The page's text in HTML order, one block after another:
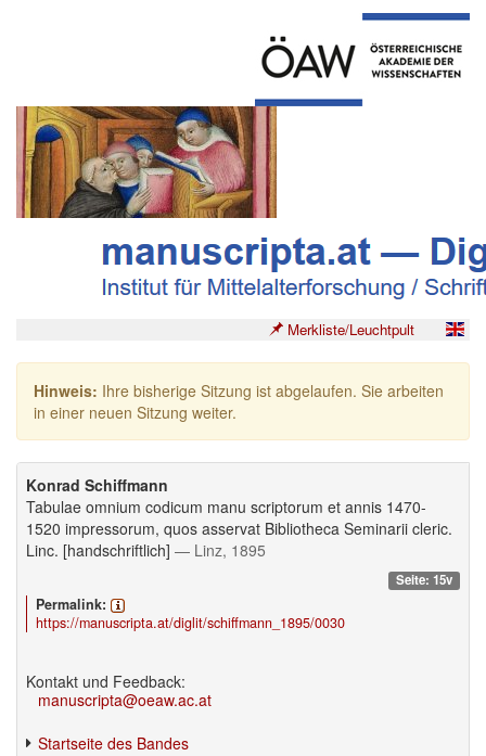
Merkliste/Leuchtpult
Hinweis: Ihre bisherige Sitzung ist abgelaufen. Sie arbeiten
in einer neuen Sitzung weiter.
Konrad Schiffmann
Tabulae omnium codicum manu scriptorum et annis 1470-
1520 impressorum, quos asservat Bibliotheca Seminarii cleric.
Linc. [handschriftlich] — Linz, 1895
Seite: 15v
Permalink:
https://manuscripta.at/diglit/schiffmann_1895/0030
Kontakt und Feedback:
manuscripta@oeaw.ac.at
Startseite des Bandes